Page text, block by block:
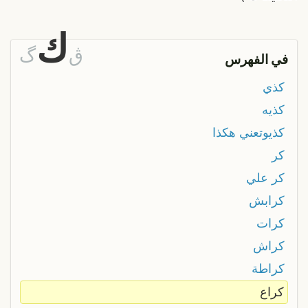
في الفهرس ڨك گ
كذي
كذيه
كذيوتعني هكذا
كر
كر علي
كرابش
كرات
كراش
كراطة
كراع